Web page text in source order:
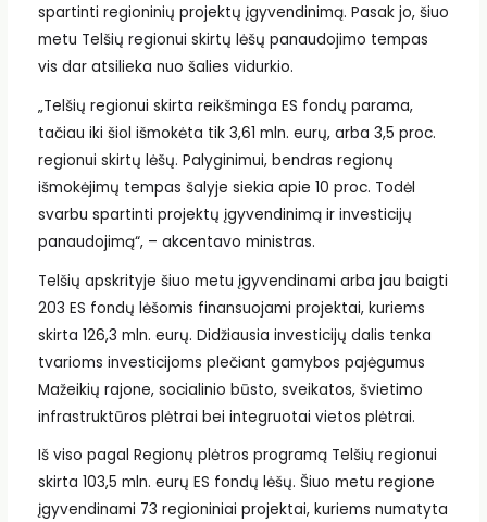
spartinti regioninių projektų įgyvendinimą. Pasak jo, šiuo
metu Telšių regionui skirtų lėšų panaudojimo tempas
vis dar atsilieka nuo šalies vidurkio.
„Telšių regionui skirta reikšminga ES fondų parama,
tačiau iki šiol išmokėta tik 3,61 mln. eurų, arba 3,5 proc.
regionui skirtų lėšų. Palyginimui, bendras regionų
išmokėjimų tempas šalyje siekia apie 10 proc. Todėl
svarbu spartinti projektų įgyvendinimą ir investicijų
panaudojimą“, – akcentavo ministras.
Telšių apskrityje šiuo metu įgyvendinami arba jau baigti
203 ES fondų lėšomis finansuojami projektai, kuriems
skirta 126,3 mln. eurų. Didžiausia investicijų dalis tenka
tvarioms investicijoms plečiant gamybos pajėgumus
Mažeikių rajone, socialinio būsto, sveikatos, švietimo
infrastruktūros plėtrai bei integruotai vietos plėtrai.
Iš viso pagal Regionų plėtros programą Telšių regionui
skirta 103,5 mln. eurų ES fondų lėšų. Šiuo metu regione
įgyvendinami 73 regioniniai projektai, kuriems numatyta